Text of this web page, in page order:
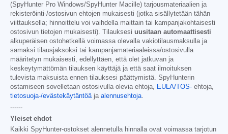
(SpyHunter Pro Windows/SpyHunter Macille) tarjousmateriaalien ja
rekisteröinti-/ostosivun ehtojen mukaisesti (jotka sisällytetään tähän
viittauksella; hinnoittelu voi vaihdella maittain tai kampanjakohtaisesti
ostosivun tietojen mukaisesti). Tilauksesi uusitaan automaattisesti
alkuperäisen ostohetkellä voimassa olevalla vakiotilausmaksulla ja
samaksi tilausjaksoksi tai kampanjamateriaaleissa/ostosivulla
määritetyn mukaisesti, edellyttäen, että olet jatkuvan ja
keskeytymättömän tilauksen käyttäjä ja että saat ilmoituksen
tulevista maksuista ennen tilauksesi päättymistä. SpyHunterin
ostamiseen sovelletaan ostosivulla olevia ehtoja,
EULA/TOS- ehtoja,
tietosuoja-/evästekäytäntöä ja alennusehtoja
------
Yleiset ehdot
Kaikki SpyHunter-ostokset alennetulla hinnalla ovat voimassa tarjotun